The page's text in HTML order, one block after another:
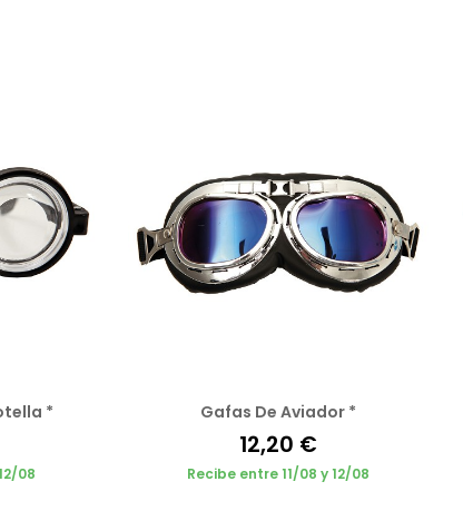
*
08
Gafas De Aviador *
12,20 €
Recibe entre 11/08 y 12/08